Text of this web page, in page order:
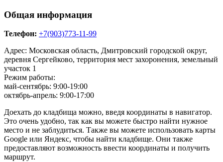
Общая информация
Телефон: +7(903)773-11-99
Адрес: Московская область, Дмитровский городской округ,
деревня Сергейково, территория мест захоронения, земельный
участок 1
Режим работы:
май-сентябрь: 9:00-19:00
октябрь-апрель: 9:00-17:00
Доехать до кладбища можно, введя координаты в навигатор.
Это очень удобно, так как вы можете быстро найти нужное
место и не заблудиться. Также вы можете использовать карты
Google или Яндекс, чтобы найти кладбище. Они также
предоставляют возможность ввести координаты и получить
маршрут.